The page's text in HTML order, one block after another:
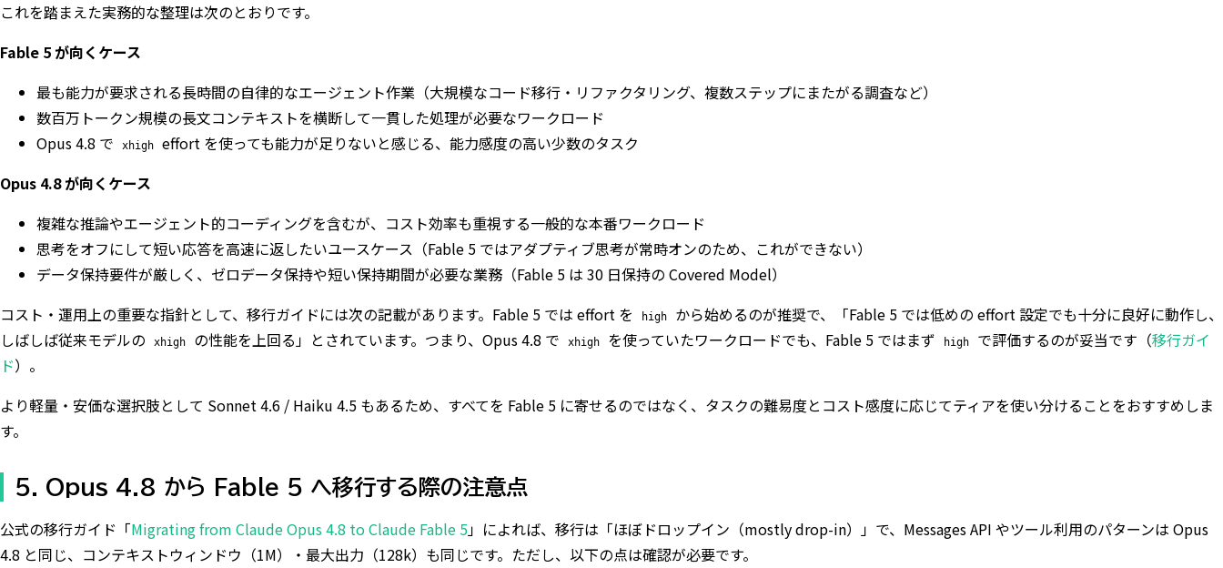
これを踏まえた実務的な整理は次のとおりです。
Fable 5 が向くケース
最も能力が要求される長時間の自律的なエージェント作業（大規模なコード移行・リファクタリング、複数ステップにまたがる調査など）
数百万トークン規模の長文コンテキストを横断して一貫した処理が必要なワークロード
Opus 4.8 で
xhigh
effort を使っても能力が足りないと感じる、能力感度の高い少数のタスク
Opus 4.8 が向くケース
複雑な推論やエージェント的コーディングを含むが、コスト効率も重視する一般的な本番ワークロード
思考をオフにして短い応答を高速に返したいユースケース（Fable 5 ではアダプティブ思考が常時オンのため、これができない）
データ保持要件が厳しく、ゼロデータ保持や短い保持期間が必要な業務（Fable 5 は 30 日保持の Covered Model）
コスト・運用上の重要な指針として、移行ガイドには次の記載があります。Fable 5 では effort を
high
から始めるのが推奨で、「Fable 5 では低めの effort 設定でも十分に良好に動作し、
しばしば従来モデルの
xhigh の性能を上回る」とされています。つまり、Opus 4.8 で xhigh を使っていたワークロードでも、Fable 5 ではまず high で評価するのが妥当です（移行ガイ
ド）。
より軽量・安価な選択肢として Sonnet 4.6 / Haiku 4.5 もあるため、すべてを Fable 5 に寄せるのではなく、タスクの難易度とコスト感度に応じてティアを使い分けることをおすすめしま
す。
5. Opus 4.8 から Fable 5 へ移行する際の注意点
公式の移行ガイド「Migrating from Claude Opus 4.8 to Claude Fable 5」によれば、移行は「ほぼドロップイン（mostly drop-in）」で、Messages API やツール利用のパターンは Opus
4.8 と同じ、コンテキストウィンドウ（1M）・最大出力（128k）も同じです。ただし、以下の点は確認が必要です。